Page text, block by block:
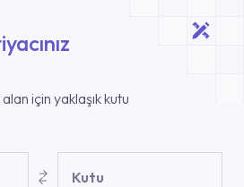
için yaklaşık kutu
Kutu